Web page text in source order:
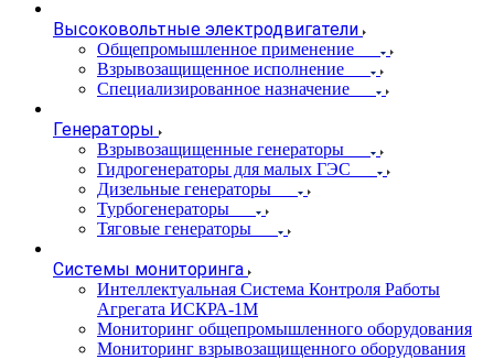
Высоковольтные электродвигатели
Общепромышленное применение
Взрывозащищенное исполнение
Специализированное назначение
Генераторы
Взрывозащищенные генераторы
Гидрогенераторы для малых ГЭС
Дизельные генераторы
Турбогенераторы
Тяговые генераторы
Системы мониторинга
Интеллектуальная Система Контроля Работы
Агрегата ИСКРА-1М
Мониторинг общепромышленного оборудования
Мониторинг взрывозащищенного оборудования